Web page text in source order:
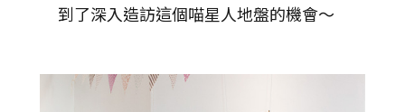
到了深入造訪這個喵星人地盤的機會～